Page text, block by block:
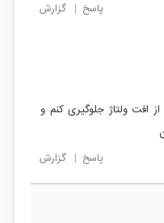
پاسخ | گزارش
افت ولتاژ جلوگیری کنم و
پاسخ | گزارش